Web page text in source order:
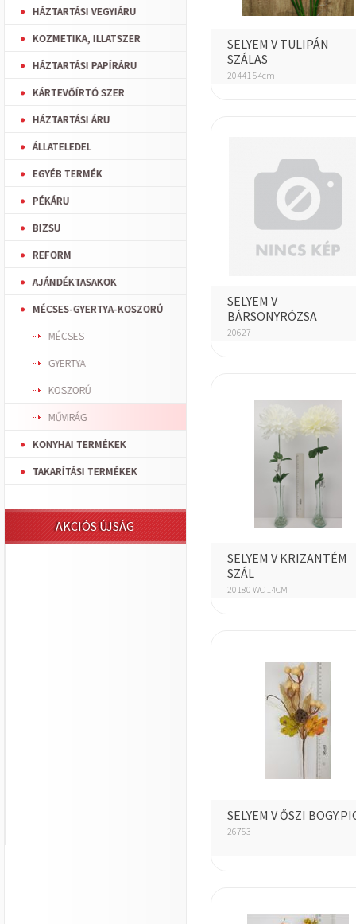
HÁZTARTÁSI VEGYIÁRU
KOZMETIKA, ILLATSZER
HÁZTARTÁSI PAPÍRÁRU
KÁRTEVŐÍRTÓ SZER
HÁZTARTÁSI ÁRU
ÁLLATELEDEL
EGYÉB TERMÉK
PÉKÁRU
BIZSU
REFORM
AJÁNDÉKTASAKOK
MÉCSES-GYERTYA-KOSZORÚ
MÉCSES
GYERTYA
KOSZORÚ
MŰVIRÁG
KONYHAI TERMÉKEK
TAKARÍTÁSI TERMÉKEK
AKCIÓS ÚJSÁG
SELYEM V TULIPÁN
SZÁLAS
20441 54cm
SELYEM V
BÁRSONYRÓZSA
20627
SELYEM V KRIZANTÉM
SZÁL
20180 WC 14CM
SELYEM V ŐSZI
26753